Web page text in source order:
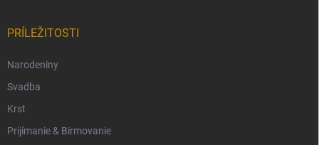
PRÍLEŽITOSTI
Narodeniny
Svadba
Krst
Prijímanie & Birmovanie